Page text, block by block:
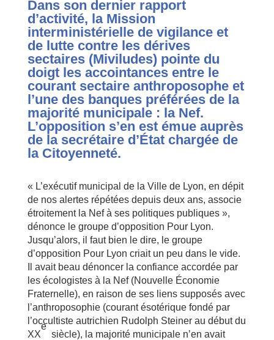
Dans son dernier rapport
d’activité, la Mission
interministérielle de vigilance et
de lutte contre les dérives
sectaires (Miviludes) pointe du
doigt les accointances entre le
courant sectaire anthroposophe et
l’une des banques préférées de la
majorité municipale : la Nef.
L’opposition s’en est émue auprès
de la secrétaire d’État chargée de
la Citoyenneté.
« L’exécutif municipal de la Ville de Lyon, en dépit
de nos alertes répétées depuis deux ans, associe
étroitement la Nef à ses politiques publiques »,
dénonce le groupe d’opposition Pour Lyon.
Jusqu’alors, il faut bien le dire, le groupe
d’opposition Pour Lyon criait un peu dans le vide.
Il avait beau dénoncer la confiance accordée par
les écologistes à la Nef (Nouvelle Économie
Fraternelle), en raison de ses liens supposés avec
l’anthroposophie (courant ésotérique fondé par
l’occultiste autrichien Rudolph Steiner au début du
XX
e
siècle), la majorité municipale n’en avait